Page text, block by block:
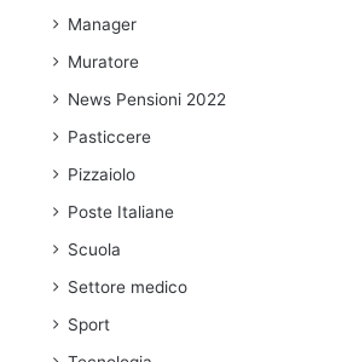
Manager
Muratore
News Pensioni 2022
Pasticcere
Pizzaiolo
Poste Italiane
Scuola
Settore medico
Sport